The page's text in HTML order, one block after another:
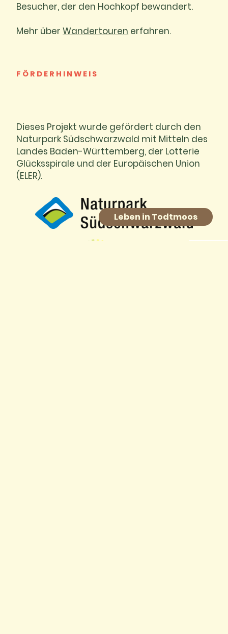
Leben in Todtmoos
Besucher, der den Hochkopf bewandert.
Mehr überWandertouren erfahren.
FÖRDERHINWEIS
Dieses Projekt wurde gefördert durch den
Naturpark Südschwarzwald mit Mitteln des
Landes Baden-Württemberg, der Lotterie
Glücksspirale und der Europäischen Union
(ELER).